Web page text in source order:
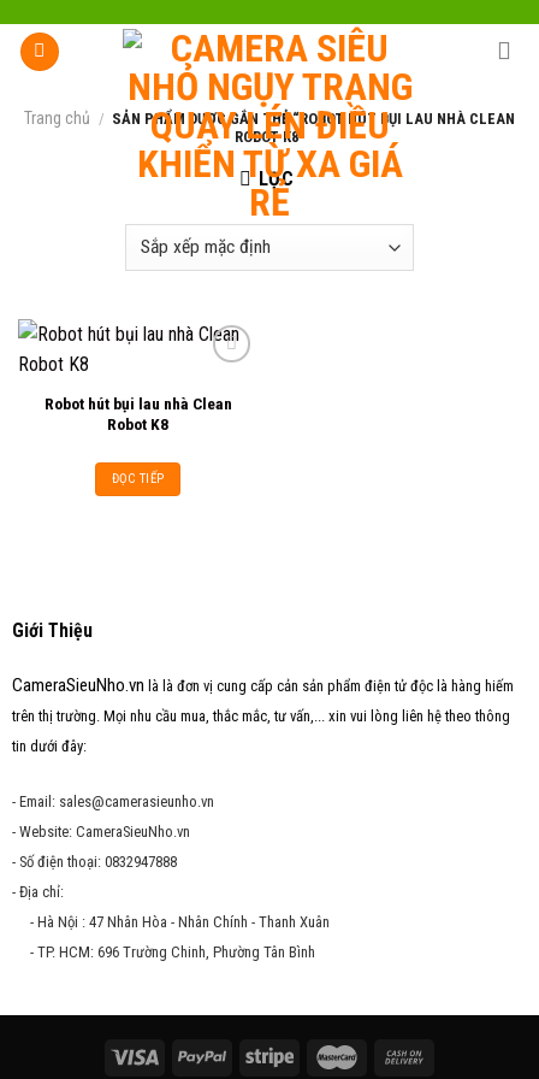
content
Trang chủ / SẢN PHẨM ĐƯỢC GẮN THẺ “ROBOT HÚT BỤI LAU NHÀ CLEAN
ROBOT K8”
LỌC
Robot hút bụi lau nhà Clean
Robot K8
ĐỌC TIẾP
Giới Thiệu
CameraSieuNho.vn là là đơn vị cung cấp cản sản phẩm điện tử độc là hàng hiếm
trên thị trường. Mọi nhu cầu mua, thắc mắc, tư vấn,... xin vui lòng liên hệ theo thông
tin dưới đây:
- Email: sales@camerasieunho.vn
- Website: CameraSieuNho.vn
- Số điện thoại: 0832947888
- Địa chỉ:
- Hà Nội : 47 Nhân Hòa - Nhân Chính - Thanh Xuân
- TP. HCM: 696 Trường Chinh, Phường Tân Bình